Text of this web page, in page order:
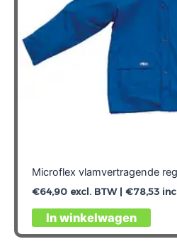
Microflex vlamvertragende
€64,90excl. BTW | €78,53
In winkelwagen
Dit